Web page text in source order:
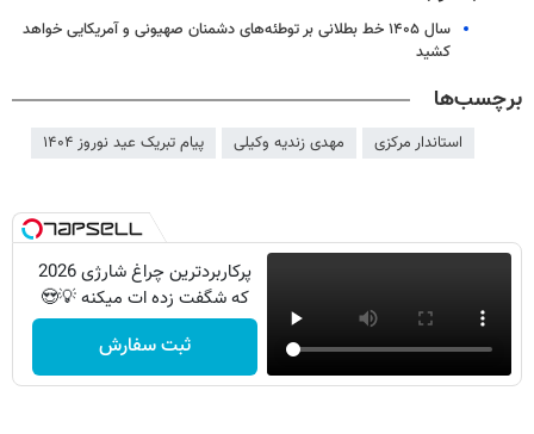
سال ۱۴۰۵ خط بطلانی بر توطئه‌های دشمنان صهیونی و آمریکایی خواهد
کشید
برچسب‌ها
استاندار مرکزی مهدی زندیه وکیلی پیام تبریک عید نوروز ۱۴۰۴
پرکاربردترین چراغ شارژی 2026
که شگفت زده ات میکنه 💡😍
ثبت سفارش